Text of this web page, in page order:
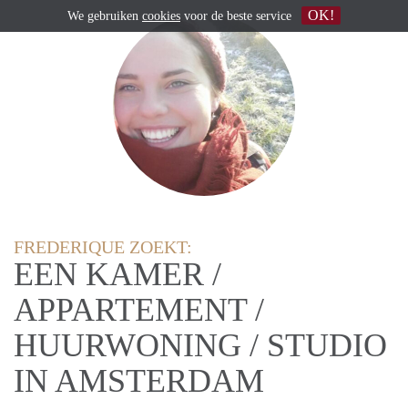
FREDERIQUE ZOEKT:
EEN KAMER /
APPARTEMENT /
HUURWONING / STUDIO
IN AMSTERDAM
We gebruiken cookies voor de beste service OK!